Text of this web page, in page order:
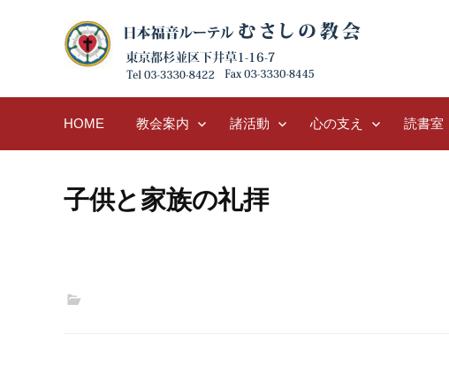
HOME 教会案内 諸活動 心の支え 読書室
子供と家族の礼拝